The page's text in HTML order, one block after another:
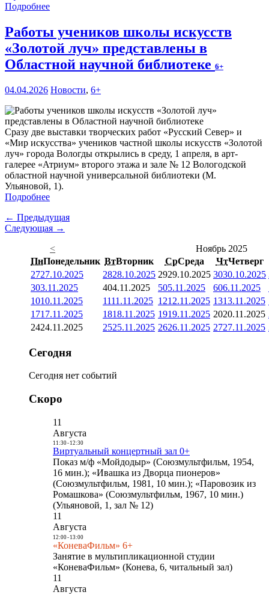
Подробнее
Работы учеников школы искусств
«Золотой луч» представлены в
Областной научной библиотеке 6+
04.04.2026 Новости, 6+
Сразу две выставки творческих работ «Русский Север» и
«Мир искусства» учеников частной школы искусств «Золотой
луч» города Вологды открылись в среду, 1 апреля, в арт-
галерее «Атриум» второго этажа и зале № 12 Вологодской
областной научной универсальной библиотеки (М.
Ульяновой, 1).
Подробнее
← Предыдущая
Следующая →
<
Ноябрь 2025
ПнПонедельник ВтВторник СрСреда ЧтЧетверг
2727.10.2025 2828.10.2025 2929.10.2025 3030.10.2025
303.11.2025 404.11.2025 505.11.2025 606.11.2025
1010.11.2025 1111.11.2025 1212.11.2025 1313.11.2025
1717.11.2025 1818.11.2025 1919.11.2025 2020.11.2025
2424.11.2025 2525.11.2025 2626.11.2025 2727.11.2025
Сегодня
Сегодня нет событий
Скоро
11
Августа
11:30- 12:30
Виртуальный концертный зал 0+
Показ м/ф «Мойдодыр» (Союзмультфильм, 1954,
16 мин.); «Ивашка из Дворца пионеров»
(Союзмультфильм, 1981, 10 мин.); «Паровозик из
Ромашкова» (Союзмультфильм, 1967, 10 мин.)
(Ульяновой, 1, зал № 12)
11
Августа
12:00- 13:00
«КоневаФильм» 6+
Занятие в мультипликационной студии
«КоневаФильм» (Конева, 6, читальный зал)
11
Августа